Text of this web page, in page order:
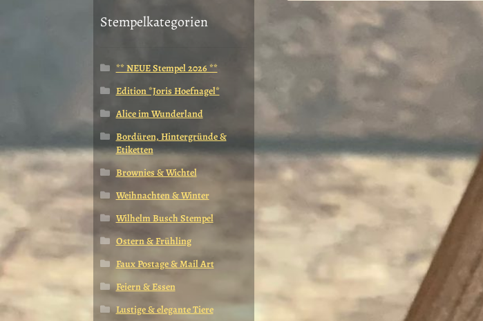
Stempelkategorien
** NEUE Stempel 2026 **
Edition *Joris Hoefnagel*
Alice im Wunderland
Bordüren, Hintergründe &
Etiketten
Brownies & Wichtel
Weihnachten & Winter
Wilhelm Busch Stempel
Ostern & Frühling
Faux Postage & Mail Art
Feiern & Essen
Lustige & elegante Tiere